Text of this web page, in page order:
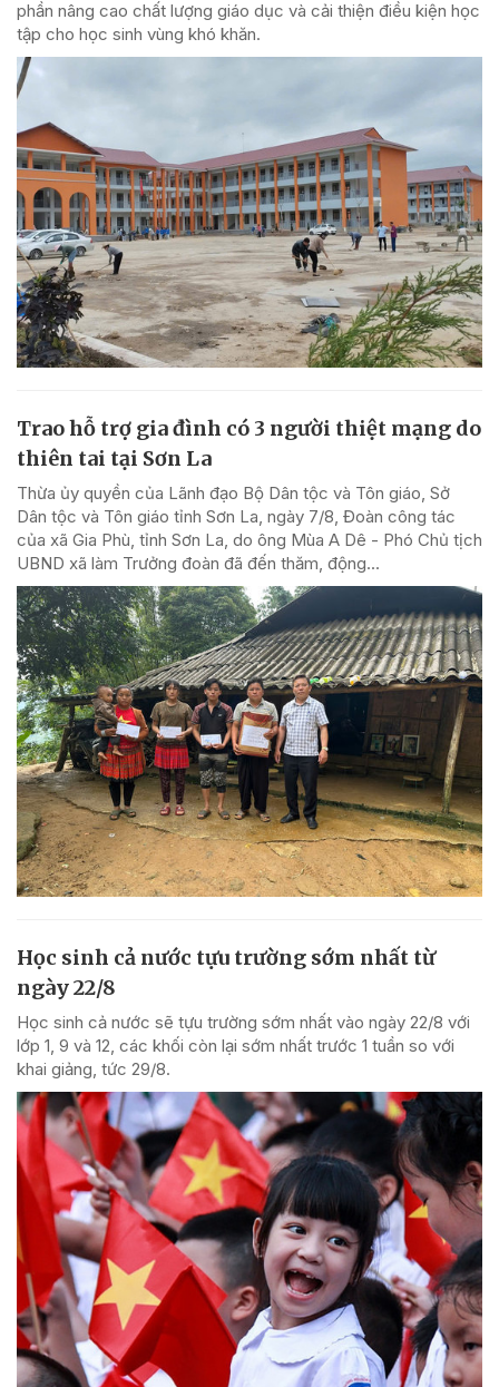
phần nâng cao chất lượng giáo dục và cải thiện điều kiện học
tập cho học sinh vùng khó khăn.
Trao hỗ trợ gia đình có 3 người thiệt mạng do
thiên tai tại Sơn La
Thừa ủy quyền của Lãnh đạo Bộ Dân tộc và Tôn giáo, Sở
Dân tộc và Tôn giáo tỉnh Sơn La, ngày 7/8, Đoàn công tác
của xã Gia Phù, tỉnh Sơn La, do ông Mùa A Dê - Phó Chủ tịch
UBND xã làm Trưởng đoàn đã đến thăm, động...
Học sinh cả nước tựu trường sớm nhất từ
ngày 22/8
Học sinh cả nước sẽ tựu trường sớm nhất vào ngày 22/8 với
lớp 1, 9 và 12, các khối còn lại sớm nhất trước 1 tuần so với
khai giảng, tức 29/8.